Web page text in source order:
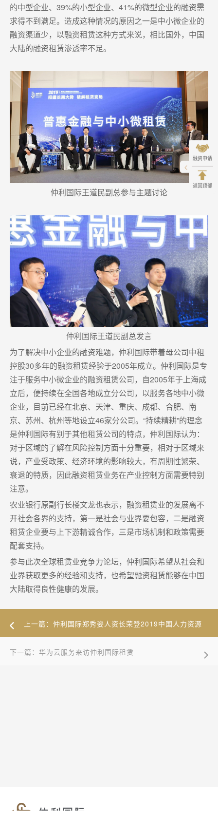
的中型企业、39%的小型企业、41%的微型企业的融资需
求得不到满足。造成这种情况的原因之一是中小微企业的
融资渠道少，以融资租赁这种方式来说，相比国外，中国
大陆的融资租赁渗透率不足。
仲利国际王道民副总参与主题讨论
仲利国际王道民副总发言
为了解决中小企业的融资难题，仲利国际带着母公司中租
控股30多年的融资租赁经验于2005年成立。仲利国际是专
注于服务中小微企业的融资租赁公司，自2005年于上海成
立后，便持续在全国各地成立分公司，以服务各地中小微
企业，目前已经在北京、天津、重庆、成都、合肥、南
京、苏州、杭州等地设立46家分公司。“持续精耕”的理念
是仲利国际有别于其他租赁公司的特点，仲利国际认为：
对于区域的了解在风险控制方面十分重要，相对于区域来
说，产业受政策、经济环境的影响较大，有周期性繁荣、
衰退的特质，因此融资租赁业务在产业控制方面需要特别
注意。
农业银行原副行长楼文龙也表示，融资租赁业的发展离不
开社会各界的支持，第一是社会与业界要包容，二是融资
租赁企业要与上下游精诚合作，三是市场机制和政策需要
配套支持。
参与此次全球租赁业竞争力论坛，仲利国际希望从社会和
业界获取更多的经验和支持，也希望融资租赁能够在中国
大陆取得良性健康的发展。
上一篇：仲利国际郑秀姿人资长荣登2019中国人力资源
科技影响力TOP人物榜单
下一篇：华为云服务来访仲利国际租赁
融资申请
返回顶部